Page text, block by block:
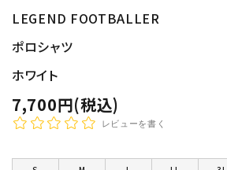
LEGEND FOOTBALLER
ポロシャツ
ホワイト
7,700円(税込)
レビューを書く